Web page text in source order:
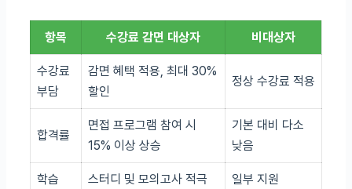
항목 수강료 감면 대상자 비대상자
수강료
부담
감면 혜택 적용, 최대 30%
할인
정상 수강료 적용
합격률
면접 프로그램 참여 시
15% 이상 상승
기본 대비 다소
낮음
학습
스터디 및 모의고사 적극
일부 지원